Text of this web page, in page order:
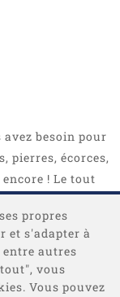
besoin pour
pierres, écorces,
! Le tout
propres
et s'adapter à
autres
vous
Vous pouvez